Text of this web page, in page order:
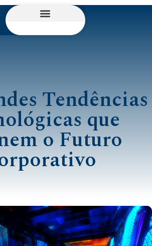
Tendências
que
o Futuro